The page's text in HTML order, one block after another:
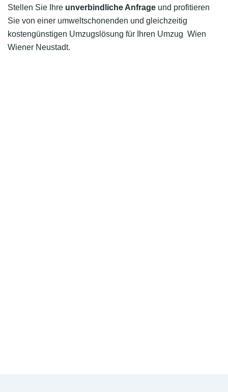
Stellen Sie Ihre unverbindliche Anfrage und profitieren
Sie von einer umweltschonenden und gleichzeitig
kostengünstigen Umzugslösung für Ihren Umzug Wien
Wiener Neustadt.